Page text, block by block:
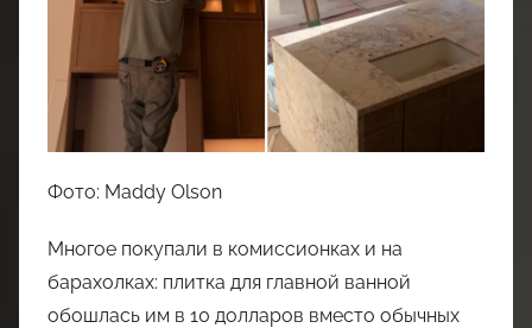
Фото: Maddy Olson
Многое покупали в комиссионках и на
барахолках: плитка для главной ванной
обошлась им в 10 долларов вместо обычных